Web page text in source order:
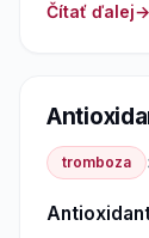
Čítať ďalej
tromboza